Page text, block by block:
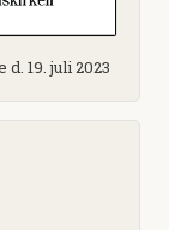
19. juli 2023